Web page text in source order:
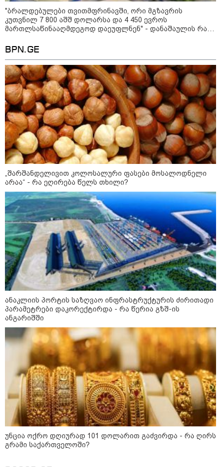
12:10 / 10-08-2026
რონალდუსა და ჯორჯინას ქორწილის
მოლოდინში ასობით ადამიანი შეიკრიბა
— თუმცა ტაძრიდან სრულიად სხვა
პატარძალი გამოვიდა
17:07 / 04-08-2026
"დინამოს“ ბაზაზე ვითარება
დაიძაბა – ქეცბაიასა და
ლორიას დაძაბული საუბრის
შემდეგ ყველა
გადაწყვეტილების
მოლოდინშია
09:39 / 04-08-2026
ბრძოლიდან რამდენიმე კვირის
შემდეგ, 34 წლის ასაკში UFC-ის
ბრაზილიელი მებრძოლი
გარდაიცვალა
12:08 / 03-08-2026
კვარაცხელიას "ოქროს ბურთის"
მოგების? - L'Équipe-მა ის
ფავორიტად დაასახელა - ვის
ასახელებენ სხვა გამოცემები?
12:36 / 31-07-2026
გარდაიცვალა ლეგენდარული
იტალიელი ფეხბურთელი,
ფრანკო ბარეზი
"ბრალდებულები თვითმფრინავში, ორი მგზავრის
კუთვნილ 7 800 აშშ დოლარსა და 4 450 ევროს
მართლსაწინააღმდეგოდ დაეუფლნენ" - დანაშაულის რა
BPN.GE
„შარშანდელივით კოლოსალური ფასები მოსალოდნელი
არაა“ - რა ეღირება წელს თხილი?
ანაკლიის პორტის საზღვაო ინფრასტრუქტურის ძირითადი
პარამეტრები დაკორექტირდა - რა წერია გზშ-ის
ანგარიშში
უნცია ოქრო დღიურად 101 დოლარით გაძვირდა - რა ღირს
გრამი საქართველოში?